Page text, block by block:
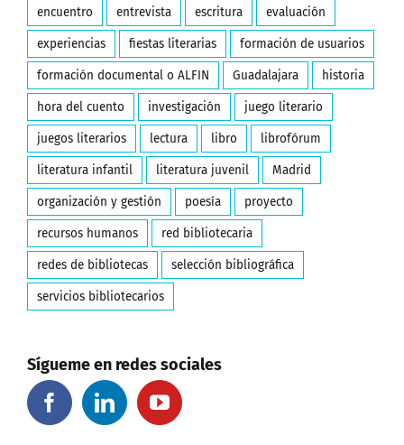
encuentro entrevista escritura evaluación
experiencias fiestas literarias formación de usuarios
formación documental o ALFIN Guadalajara historia
hora del cuento investigación juego literario
juegos literarios lectura libro librofórum
literatura infantil literatura juvenil Madrid
organización y gestión poesía proyecto
recursos humanos red bibliotecaria
redes de bibliotecas selección bibliográfica
servicios bibliotecarios
Sígueme en redes sociales